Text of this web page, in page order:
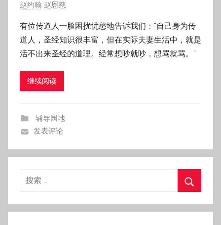
发
于
2
0
1
月
2
日
赵约翰 赵恩慈
有位传道人一脸困扰忧愁地告诉我们：“自己身为传
道人，圣经知识很丰富，但在实际夫妻生活中，就是
活不出来圣经的道理。经常想吵就吵，想骂就骂。”
继续阅读
辅导园地
发表评论
搜
索